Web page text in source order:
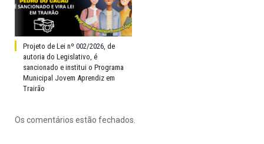
Projeto de Lei nº 002/2026, de
autoria do Legislativo, é
sancionado e institui o Programa
Municipal Jovem Aprendiz em
Trairão
Os comentários estão fechados.